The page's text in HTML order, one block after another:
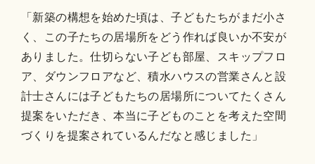
「新築の構想を始めた頃は、子どもたちがまだ小さ
く、この子たちの居場所をどう作れば良いか不安が
ありました。仕切らない子ども部屋、スキップフロ
ア、ダウンフロアなど、積水ハウスの営業さんと設
計士さんには子どもたちの居場所についてたくさん
提案をいただき、本当に子どものことを考えた空間
づくりを提案されているんだなと感じました」